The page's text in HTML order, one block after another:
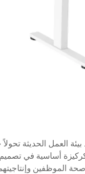
العمل الحديثة
أساسية في
الموظفين